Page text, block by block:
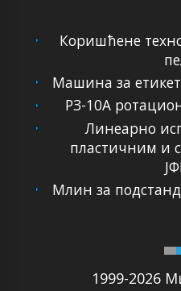
1999-2026
Коришћене
Машина за
РЗ-10А
Линеарно
пластичним и
Млин за